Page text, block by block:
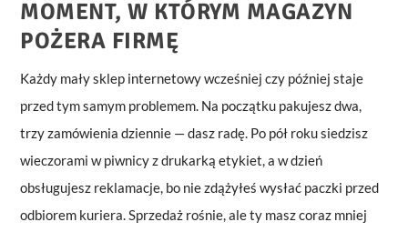
MOMENT, W KTÓRYM MAGAZYN
POŻERA FIRMĘ
Każdy mały sklep internetowy wcześniej czy później staje
przed tym samym problemem. Na początku pakujesz dwa,
trzy zamówienia dziennie — dasz radę. Po pół roku siedzisz
wieczorami w piwnicy z drukarką etykiet, a w dzień
obsługujesz reklamacje, bo nie zdążyłeś wysłać paczki przed
odbiorem kuriera. Sprzedaż rośnie, ale ty masz coraz mniej